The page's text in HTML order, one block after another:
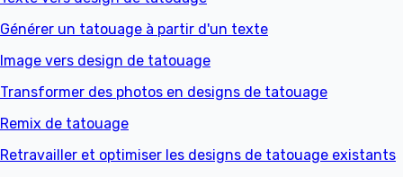
Générer un tatouage à partir d'un texte
Image vers design de tatouage
Transformer des photos en designs de tatouage
Remix de tatouage
Retravailler et optimiser les designs de tatouage existants